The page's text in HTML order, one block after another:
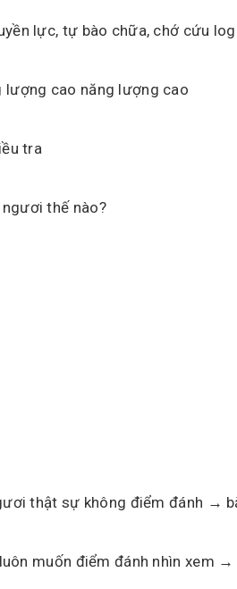
lực, tự bào chữa, chớ cứu
lượng cao năng lượng cao
tra
thế nào?
thật sự không điểm đánh →
muốn điểm đánh nhìn xem